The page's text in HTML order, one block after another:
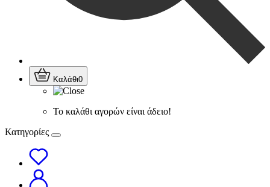
Καλάθι0
Το καλάθι αγορών είναι άδειο!
Κατηγορίες